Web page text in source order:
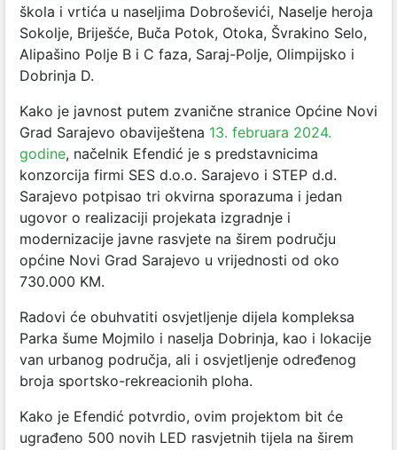
škola i vrtića u naseljima Dobroševići, Naselje heroja
Sokolje, Briješće, Buča Potok, Otoka, Švrakino Selo,
Alipašino Polje B i C faza, Saraj-Polje, Olimpijsko i
Dobrinja D.
Kako je javnost putem zvanične stranice Općine Novi
Grad Sarajevo obaviještena 13. februara 2024.
godine, načelnik Efendić je s predstavnicima
konzorcija firmi SES d.o.o. Sarajevo i STEP d.d.
Sarajevo potpisao tri okvirna sporazuma i jedan
ugovor o realizaciji projekata izgradnje i
modernizacije javne rasvjete na širem području
općine Novi Grad Sarajevo u vrijednosti od oko
730.000 KM.
Radovi će obuhvatiti osvjetljenje dijela kompleksa
Parka šume Mojmilo i naselja Dobrinja, kao i lokacije
van urbanog područja, ali i osvjetljenje određenog
broja sportsko-rekreacionih ploha.
Kako je Efendić potvrdio, ovim projektom bit će
ugrađeno 500 novih LED rasvjetnih tijela na širem